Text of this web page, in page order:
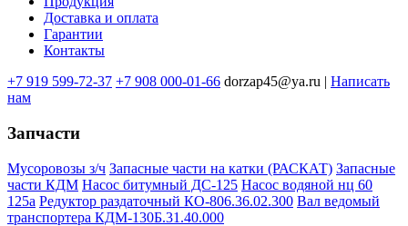
подвале
Доставка и оплата
Гарантии
Контакты
+7 919 599-72-37 +7 908 000-01-66 dorzap45@ya.ru | Написать
нам
Запчасти
Мусоровозы з/ч Запасные части на катки (РАСКАТ) Запасные
части КДМ Насос битумный ДС-125 Насос водяной нц 60
125а Редуктор раздаточный КО-806.36.02.300 Вал ведомый
транспортера КДМ-130Б.31.40.000